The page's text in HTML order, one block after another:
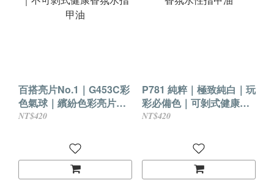
百搭亮片No.1｜G453C彩
色氣球｜繽紛色彩亮片｜
不可剝式健康香氛水指甲
NT$420
P781 純粹｜極致純白｜玩
彩必備色｜可剝式健康香
氛水性指甲油
NT$420